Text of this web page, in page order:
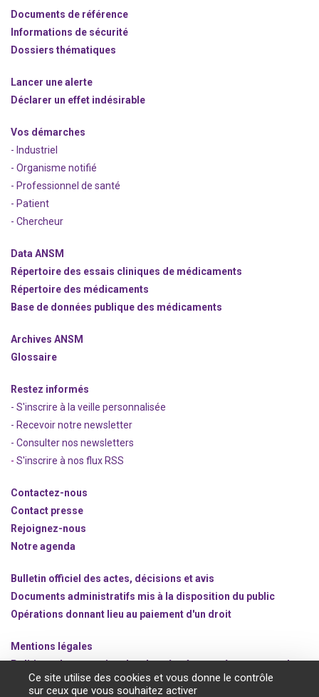
Documents de référence
Informations de sécurité
Dossiers thématiques
Lancer une alerte
Déclarer un effet indésirable
Vos démarches
- Industriel
- Organisme notifié
- Professionnel de santé
- Patient
- Chercheur
Data ANSM
Répertoire des essais cliniques de médicaments
Répertoire des médicaments
Base de données publique des médicaments
Archives ANSM
Glossaire
Restez informés
- S'inscrire à la veille personnalisée
- Recevoir notre newsletter
- Consulter nos newsletters
- S'inscrire à nos flux RSS
Contactez-nous
Contact presse
Rejoignez-nous
Notre agenda
Bulletin officiel des actes, décisions et avis
Documents administratifs mis à la disposition du public
Opérations donnant lieu au paiement d'un droit
Mentions légales
Politique de protection des données à caractère personnel
Gestion des cookies
Ce site utilise des cookies et vous donne le contrôle
sur ceux que vous souhaitez activer